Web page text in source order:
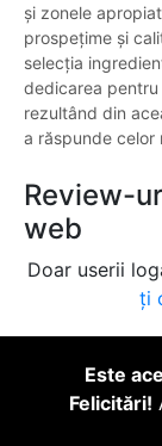
și zonele
prospețime și
selecția
dedicarea
rezultând din
a răspunde celor
Review-
web
Doar userii
ți
Este
Felicitări!